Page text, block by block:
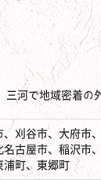
三河で地域密着
、刈谷市、大府市
名古屋市、稲沢市
浦町、東郷町